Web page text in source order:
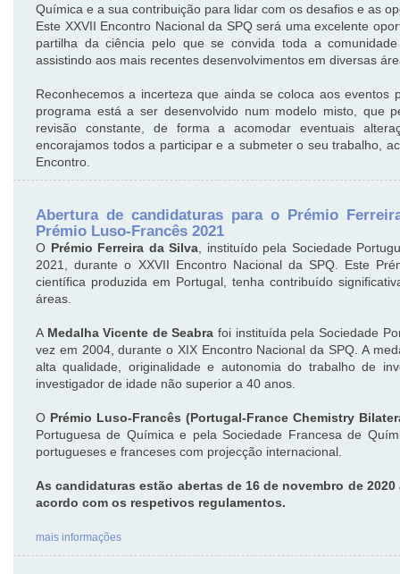
Química e a sua contribuição para lidar com os desafios e as
Este XXVII Encontro Nacional da SPQ será uma excelente
partilha da ciência pelo que se convida toda a
assistindo aos mais recentes desenvolvimentos em diversas
Reconhecemos a incerteza que ainda se coloca aos
programa está a ser desenvolvido num modelo misto, que
revisão constante, de forma a acomodar eventuais
encorajamos todos a participar e a submeter o seu trabalho,
Encontro.
Abertura de candidaturas para o Prémio
Prémio Luso-Francês 2021
O Prémio Ferreira da Silva , instituído pela Sociedade
2021, durante o XXVII Encontro Nacional da SPQ. Este
científica produzida em Portugal, tenha contribuído
áreas.
A Medalha Vicente de Seabra foi instituída pela Sociedade
vez em 2004, durante o XIX Encontro Nacional da SPQ. A
alta qualidade, originalidade e autonomia do trabalho de
investigador de idade não superior a 40 anos.
O Prémio Luso-Francês (Portugal-France Chemistry
Portuguesa de Química e pela Sociedade Francesa de
portugueses e franceses com projecção internacional.
As candidaturas estão abertas de 16 de novembro de
acordo com os respetivos regulamentos.
mais informações